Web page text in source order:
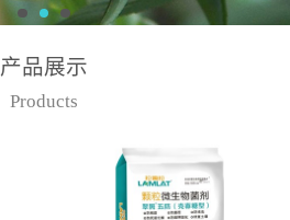
产品展示
Products